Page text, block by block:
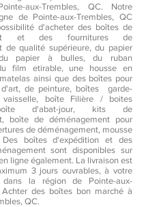
aux-Trembles, QC. Notre
de Pointe-aux-Trembles, QC
d'acheter des boîtes de
et des fournitures de
de qualité supérieure, du papier
du papier à bulles, du ruban
film etirable, une housse en
ainsi que des boîtes pour
de peinture, boîtes garde-
boîte Filière / boites
d'abat-jour, kits de
boîte de déménagement pour
de déménagement, mousse
Des boîtes d'expédition et des
sont disponibles sur
ligne également. La livraison est
3 jours ouvrables, à votre
dans la région de Pointe-aux-
Achter des boîtes bon marché à
QC.